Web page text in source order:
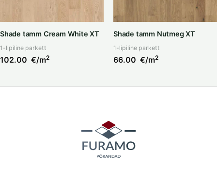
Shade tamm Cream White XT
1-lipiline parkett
102.00 €/m2
Shade tamm Nutmeg XT
1-lipiline parkett
66.00 €/m2